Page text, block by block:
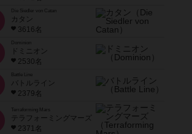
Die Siedler von Catan
カタン
3616名
ドミニオン
2530名
Battle Line
バトルライン
2379名
Terraforming Mars
テラフォーミングマーズ
2371名